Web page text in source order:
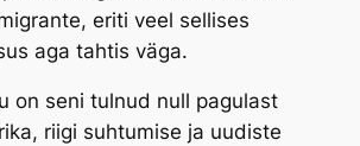
eriti veel sellises
aga tahtis väga.
on seni tulnud null pagulast
riigi suhtumise ja uudiste